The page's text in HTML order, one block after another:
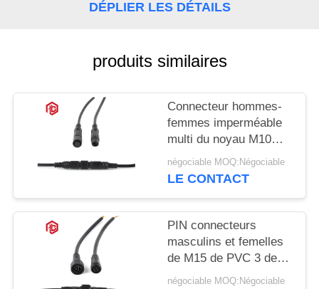
DÉPLIER LES DÉTAILS
produits similaires
Connecteur hommes-
femmes imperméable
multi du noyau M10
IP68
négociable MOQ:Négociable
LE CONTACT
PIN connecteurs
masculins et femelles
de M15 de PVC 3 de
basse tension
négociable MOQ:Négociable